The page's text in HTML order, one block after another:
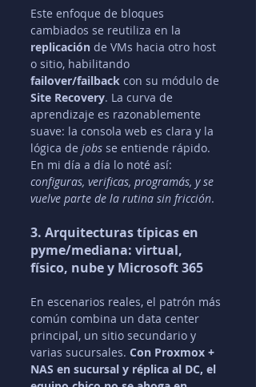
Este enfoque de bloques
cambiados se reutiliza en la
replicación de VMs hacia otro host
o sitio, habilitando
failover/failback con su módulo de
Site Recovery. La curva de
aprendizaje es razonablemente
suave: la consola web es clara y la
lógica de jobs se entiende rápido.
En mi día a día lo noté así:
configuras, verificas, programás, y se
vuelve parte de la rutina sin fricción.
3. Arquitecturas típicas en
pyme/mediana: virtual,
físico, nube y Microsoft 365
En escenarios reales, el patrón más
común combina un data center
principal, un sitio secundario y
varias sucursales. Con Proxmox +
NAS en sucursal y réplica al DC, el